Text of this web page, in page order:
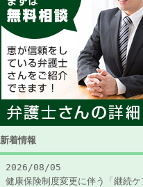
新着情報
2026/08/05
健康保険制度変更に伴う「継続ケ